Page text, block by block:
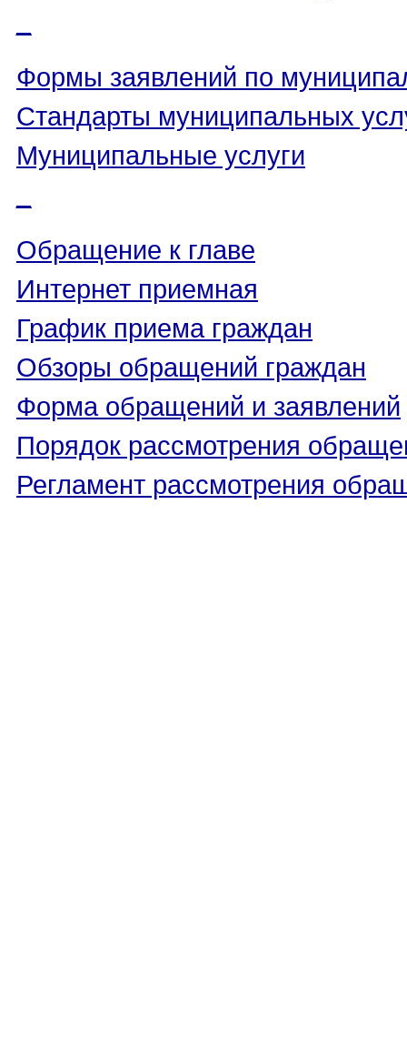
Формы заявлений по
Стандарты муниципальных
Муниципальные услуги
Обращение к главе
Интернет приемная
График приема граждан
Обзоры обращений граждан
Форма обращений и заявлений
Порядок рассмотрения
Регламент рассмотрения